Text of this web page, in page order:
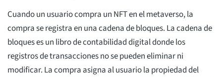
Cuando un usuario compra un NFT en el metaverso, la
compra se registra en una cadena de bloques. La cadena de
bloques es un libro de contabilidad digital donde los
registros de transacciones no se pueden eliminar ni
modificar. La compra asigna al usuario la propiedad del